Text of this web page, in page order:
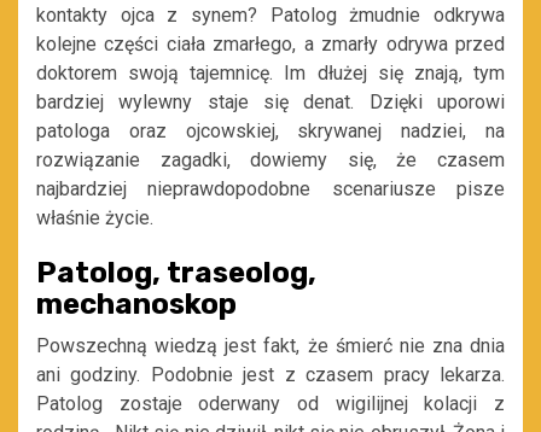
kontakty ojca z synem? Patolog żmudnie odkrywa
kolejne części ciała zmarłego, a zmarły odrywa przed
doktorem swoją tajemnicę. Im dłużej się znają, tym
bardziej wylewny staje się denat. Dzięki uporowi
patologa oraz ojcowskiej, skrywanej nadziei, na
rozwiązanie zagadki, dowiemy się, że czasem
najbardziej nieprawdopodobne scenariusze pisze
właśnie życie.
Patolog, traseolog,
mechanoskop
Powszechną wiedzą jest fakt, że śmierć nie zna dnia
ani godziny. Podobnie jest z czasem pracy lekarza.
Patolog zostaje oderwany od wigilijnej kolacji z